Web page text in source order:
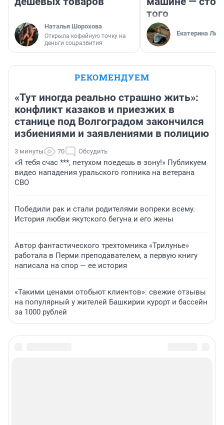
Наталья Шорохова
Открыла кофейную точку на
деньги соцразвития
того
Екатерина
РЕКОМЕНДУЕМ
«Тут иногда реально страшно жить»:
конфликт казаков и приезжих в
станице под Волгоградом закончился
избиениями и заявлениями в полицию
3 минуты 70 Обсудить
«Я тебя счас ***, петухом поедешь в зону!» Публикуем
видео нападения уральского гопника на ветерана
СВО
Победили рак и стали родителями вопреки всему.
История любви якутского бегуна и его жены
Автор фантастического трехтомника «Трилунье»
работала в Перми преподавателем, а первую книгу
написала на спор — ее история
«Такими ценами отобьют клиентов»: свежие отзывы
на популярный у жителей Башкирии курорт и бассейн
за 1000 рублей